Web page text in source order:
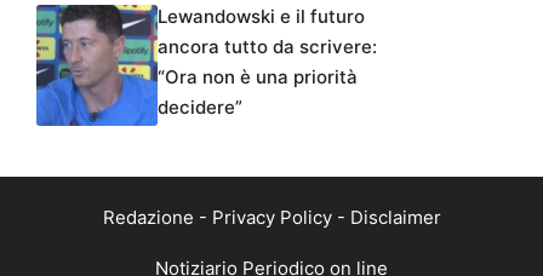
Lewandowski e il futuro
ancora tutto da scrivere:
“Ora non è una priorità
decidere”
Redazione - Privacy Policy- Disclaimer
Notiziario Periodico on line